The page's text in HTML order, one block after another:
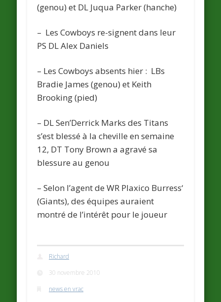
(genou) et DL Juqua Parker (hanche)
– LesCowboys re-signent dans leur
PS DL Alex Daniels
– LesCowboysabsents hier : LBs
Bradie James (genou) et Keith
Brooking (pied)
– DL Sen’Derrick Marks des Titans
s’est blessé à la cheville en semaine
12, DT Tony Brown a agravé sa
blessure au genou
– Selon l’agent de WR Plaxico Burress‘
(Giants), des équipes auraient
montré de l’intérêt pour le joueur
Richard
30 novembre 2010
news en vrac